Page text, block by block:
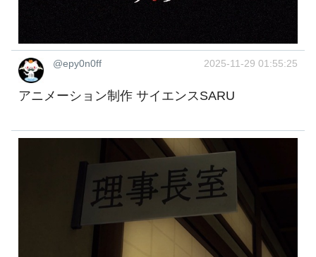
@epy0n0ff 2025-11-29 01:55:25
アニメーション制作 サイエンスSARU